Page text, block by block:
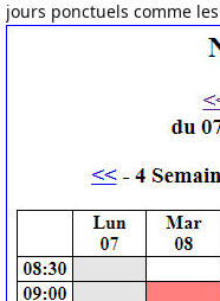
jours ponctuels comme